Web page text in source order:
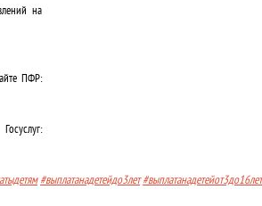
на
ПФР:
#выплатанадетейдо3лет #выплатанадетейот3до16лет